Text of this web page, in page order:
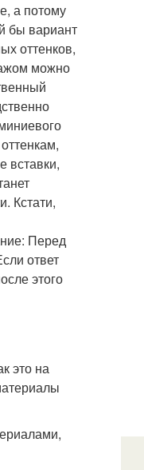
а потому
бы вариант
оттенков,
можно
вставки,
Кстати,
Перед
ответ
этого
это на